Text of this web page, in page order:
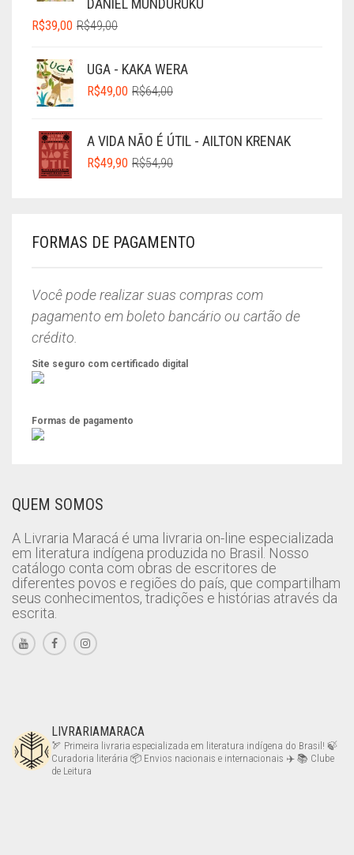
DANIEL MUNDURUKU
R$49,00O
ERA:
R$49,00.
R$39,00
O
É:
R$39,00.
UGA - KAKA WERA
R$64,00O
ERA:
R$64,00.
R$49,00
O
É:
R$49,00.
A VIDA NÃO É ÚTIL - AILTON KRENAK
R$54,90O
R$49,90
O
FORMAS DE PAGAMENTO
Você pode realizar suas compras com
pagamento em boleto bancário ou cartão de
crédito.
Site seguro com certificado digital
Formas de pagamento
QUEM SOMOS
A Livraria Maracá é uma livraria on-line especializada
em literatura indígena produzida no Brasil. Nosso
catálogo conta com obras de escritores de
diferentes povos e regiões do país, que compartilham
seus conhecimentos, tradições e histórias através da
escrita.
LIVRARIAMARACA
🏹 Primeira livraria especializada em literatura indígena do Brasil! 🍃
Curadoria literária 📦 Envios nacionais e internacionais ✈️ 📚 Clube
de Leitura